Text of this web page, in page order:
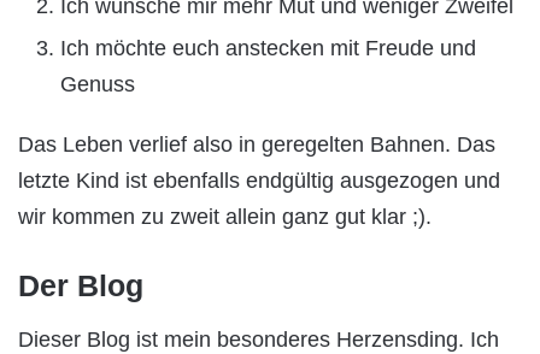
Ich wünsche mir mehr Mut und weniger Zweifel
Ich möchte euch anstecken mit Freude und
Genuss
Das Leben verlief also in geregelten Bahnen. Das
letzte Kind ist ebenfalls endgültig ausgezogen und
wir kommen zu zweit allein ganz gut klar ;).
Der Blog
Dieser Blog ist mein besonderes Herzensding. Ich